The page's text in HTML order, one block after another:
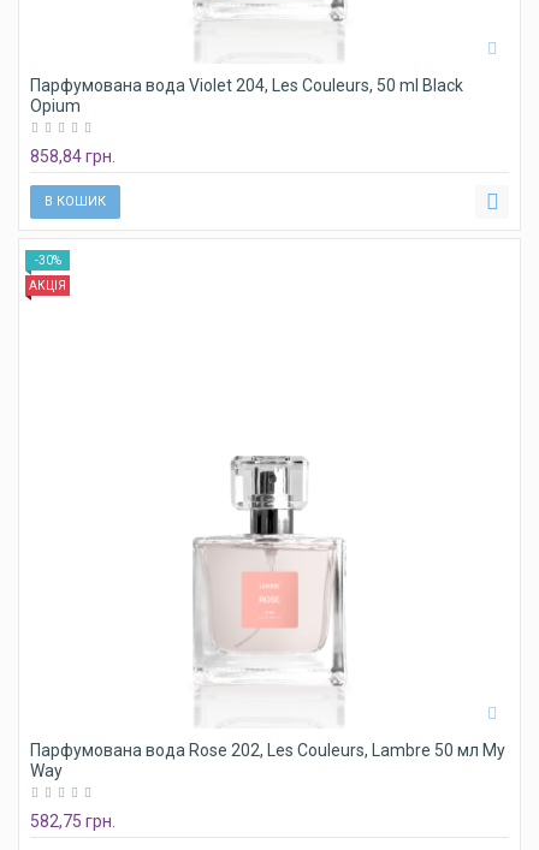
Парфумована вода Violet 204, Les Couleurs, 50 ml Black
Opium
858,84 грн.
В КОШИК
-30%
АКЦІЯ
Парфумована вода Rose 202, Les Couleurs, Lambre 50 мл My
Way
582,75 грн.